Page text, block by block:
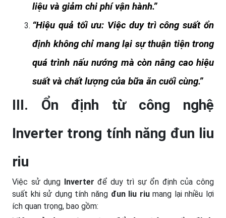
liệu và giảm chi phí vận hành.
Hiệu quả tối ưu: Việc duy trì công suất ổn
định không chỉ mang lại sự thuận tiện trong
quá trình nấu nướng mà còn nâng cao hiệu
suất và chất lượng của bữa ăn cuối cùng.
III. Ổn định từ công nghệ
Inverter trong tính năng đun liu
riu
Việc sử dụng Inverter để duy trì sự ổn định của công
suất khi sử dụng tính năng đun liu riumang lại nhiều lợi
ích quan trọng, bao gồm: